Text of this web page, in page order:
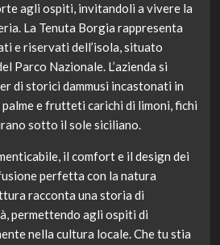
agli ospiti, invitandoli a vivere la
La Tenuta Borgia rappresenta
e riservati dell’isola, situato
Parco Nazionale. L’azienda si
di storici dammusi incastonati in
e frutteti carichi di limoni, fichi
sotto il sole siciliano.
il comfort e il design dei
perfetta con la natura
racconta una storia di
permettendo agli ospiti di
nella cultura locale. Che tu stia